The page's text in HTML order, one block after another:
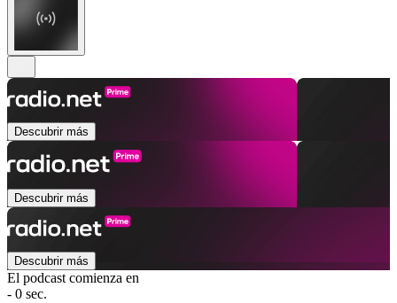
Descubrir más
Descubrir más
Descubrir más
El podcast comienza en
- 0 sec.